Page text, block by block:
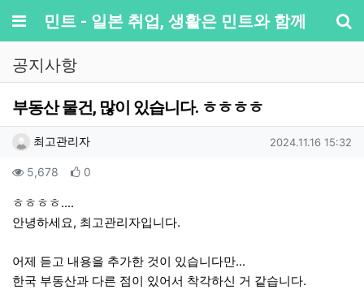
메뉴민트 - 일본 취업, 생활은 민트와 함께
공지사항
부동산 물건, 많이 있습니다. ㅎㅎㅎㅎ
작성자 정보
최고관리자작성 작성일
2024.11.16 15:32
컨텐츠 정보
5,678 조회 0
본문
ㅎㅎㅎㅎ....
안녕하세요, 최고관리자입니다.
어제 듣고 내용을 추가한 것이 있습니다만...
한국 부동산과 다른 점이 있어서 착각하신 거 같습니다.